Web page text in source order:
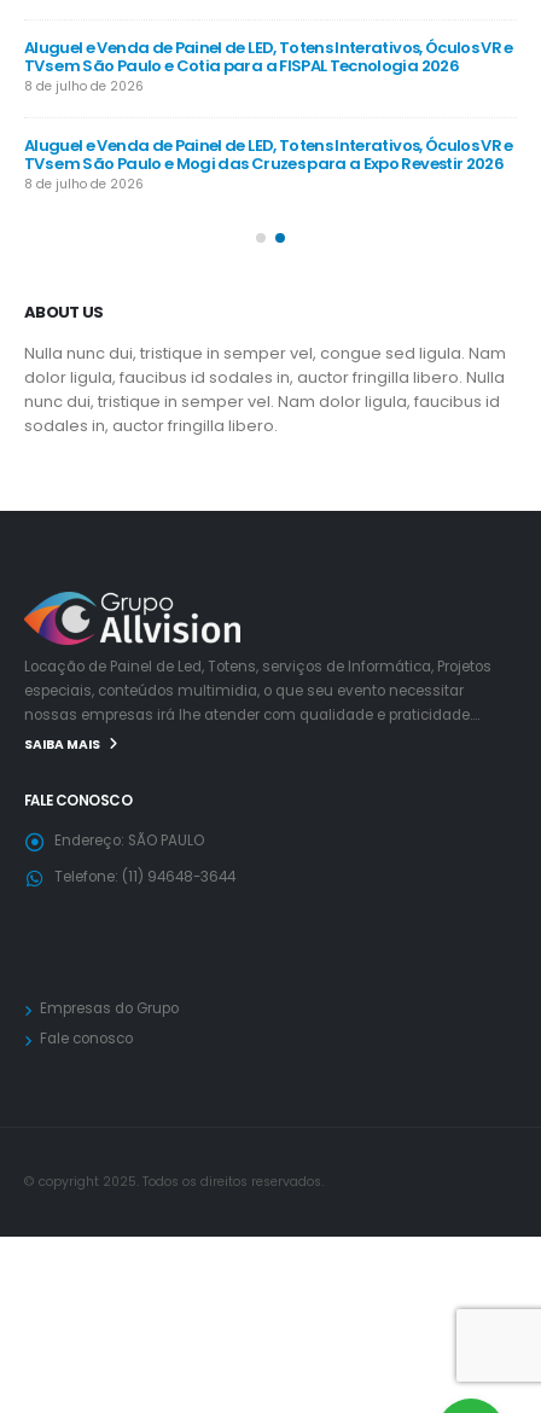
Aluguel e Venda de Painel de LED, Totens Interativos, Óculos VR e
TVs em São Paulo e Cotia para a FISPAL Tecnologia 2026
8 de julho de 2026
Aluguel e Venda de Painel de LED, Totens Interativos, Óculos VR e
TVs em São Paulo e Mogi das Cruzes para a Expo Revestir 2026
8 de julho de 2026
ABOUT US
Nulla nunc dui, tristique in semper vel, congue sed ligula. Nam
dolor ligula, faucibus id sodales in, auctor fringilla libero. Nulla
nunc dui, tristique in semper vel. Nam dolor ligula, faucibus id
sodales in, auctor fringilla libero.
Locação de Painel de Led, Totens, serviços de Informática, Projetos
especiais, conteúdos multimidia, o que seu evento necessitar
nossas empresas irá lhe atender com qualidade e praticidade….
SAIBA MAIS
FALE CONOSCO
Endereço: SÃO PAULO
Telefone: (11) 94648-3644
Empresas do Grupo
Fale conosco
© copyright 2025. Todos os direitos reservados.